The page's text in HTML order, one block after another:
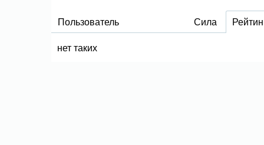
Пользователь Сила
нет таких